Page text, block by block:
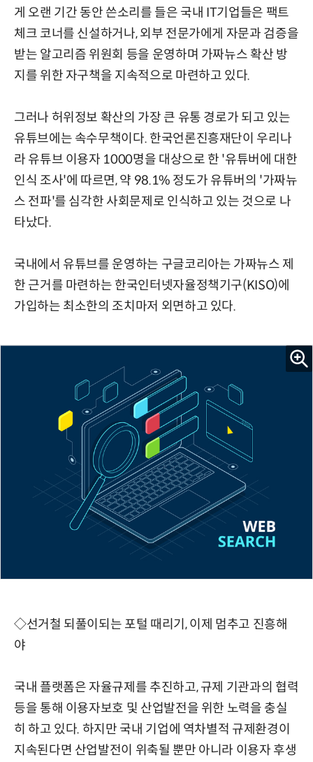
게 오랜 기간 동안 쓴소리를 들은 국내 IT기업들은 팩트
체크 코너를 신설하거나, 외부 전문가에게 자문과 검증을
받는 알고리즘 위원회 등을 운영하며 가짜뉴스 확산 방
지를 위한 자구책을 지속적으로 마련하고 있다.
그러나 허위정보 확산의 가장 큰 유통 경로가 되고 있는
유튜브에는 속수무책이다. 한국언론진흥재단이 우리나
라 유튜브 이용자 1000명을 대상으로 한 '유튜버에 대한
인식 조사'에 따르면, 약 98.1% 정도가 유튜버의 '가짜뉴
스 전파'를 심각한 사회문제로 인식하고 있는 것으로 나
타났다.
국내에서 유튜브를 운영하는 구글코리아는 가짜뉴스 제
한 근거를 마련하는 한국인터넷자율정책기구(KISO)에
가입하는 최소한의 조치마저 외면하고 있다.
◇선거철 되풀이되는 포털 때리기, 이제 멈추고 진흥해
야
국내 플랫폼은 자율규제를 추진하고, 규제 기관과의 협력
등을 통해 이용자보호 및 산업발전을 위한 노력을 충실
히 하고 있다. 하지만 국내 기업에 역차별적 규제환경이
지속된다면 산업발전이 위축될 뿐만 아니라 이용자 후생